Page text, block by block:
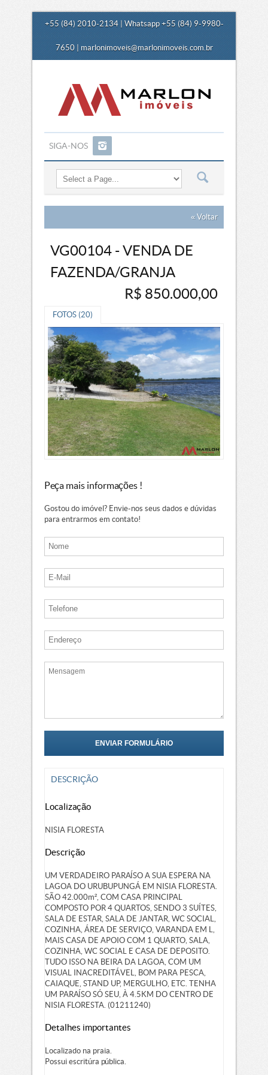
+55 (84) 2010-2134 | Whatsapp +55 (84) 9-9980-
7650 | marlonimoveis@marlonimoveis.com.br
SIGA-NOS
« Voltar
VG00104 - VENDA DE
FAZENDA/GRANJA
R$ 850.000,00
FOTOS (20)
Peça mais informações !
Gostou do imóvel? Envie-nos seus dados e dúvidas
para entrarmos em contato!
DESCRIÇÃO
Localização
NISIA FLORESTA
Descrição
UM VERDADEIRO PARAÍSO A SUA ESPERA NA
LAGOA DO URUBUPUNGÁ EM NISIA FLORESTA.
SÃO 42.000m², COM CASA PRINCIPAL
COMPOSTO POR 4 QUARTOS, SENDO 3 SUÍTES,
SALA DE ESTAR, SALA DE JANTAR, WC SOCIAL,
COZINHA, ÁREA DE SERVIÇO, VARANDA EM L,
MAIS CASA DE APOIO COM 1 QUARTO, SALA,
COZINHA, WC SOCIAL E CASA DE DEPOSITO.
TUDO ISSO NA BEIRA DA LAGOA, COM UM
VISUAL INACREDITÁVEL, BOM PARA PESCA,
CAIAQUE, STAND UP, MERGULHO, ETC. TENHA
UM PARAÍSO SÓ SEU, À 4.5KM DO CENTRO DE
NISIA FLORESTA. (01211240)
Detalhes importantes
Localizado na praia.
Possui escritúra pública.